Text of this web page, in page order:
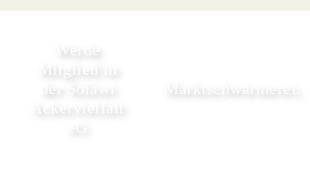
Werde
Mitglied in
der Solawi
Marktschwärmerei.